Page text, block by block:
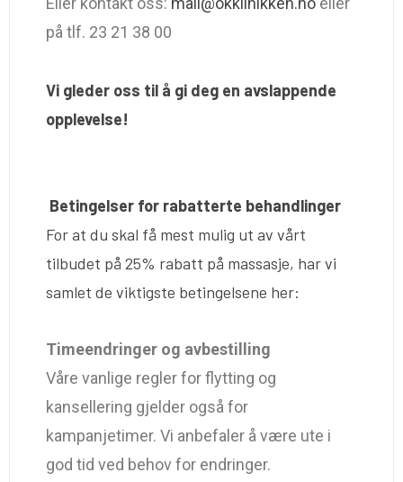
på tlf. 23 21 38 00
Vi gleder oss til å gi deg en avslappende
opplevelse!
Betingelser for rabatterte behandlinger
For at du skal få mest mulig ut av vårt
tilbudet på 25% rabatt på massasje, har vi
samlet de viktigste betingelsene her:
Timeendringer og avbestilling
Våre vanlige regler for flytting og
kansellering gjelder også for
kampanjetimer. Vi anbefaler å være ute i
god tid ved behov for endringer.